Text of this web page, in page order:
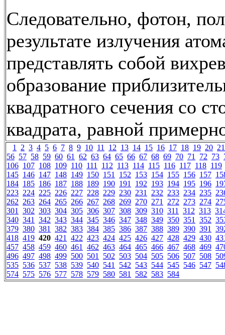
Следовательно, фотон,
результате излучения
представлять собой
образование
квадратного сечения со
квадрата, равной
1 2 3 4 5 6 7 8 9 10 11 12 13 14 15 16 17 18 19 20 21
56 57 58 59 60 61 62 63 64 65 66 67 68 69 70 71 72 73
106 107 108 109 110 111 112 113 114 115 116 117 118 119
145 146 147 148 149 150 151 152 153 154 155 156 157
184 185 186 187 188 189 190 191 192 193 194 195 196
223 224 225 226 227 228 229 230 231 232 233 234 235
262 263 264 265 266 267 268 269 270 271 272 273 274
301 302 303 304 305 306 307 308 309 310 311 312 313
340 341 342 343 344 345 346 347 348 349 350 351 352
379 380 381 382 383 384 385 386 387 388 389 390 391
418 419 420 421 422 423 424 425 426 427 428 429 430
457 458 459 460 461 462 463 464 465 466 467 468 469
496 497 498 499 500 501 502 503 504 505 506 507 508
535 536 537 538 539 540 541 542 543 544 545 546 547
574 575 576 577 578 579 580 581 582 583 584